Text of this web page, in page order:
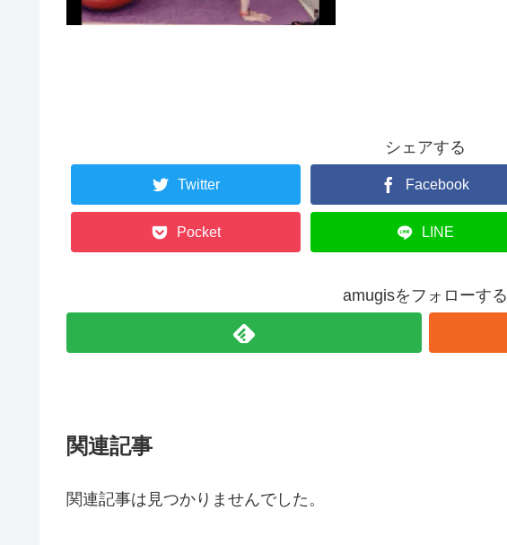
シェアする
Twitter Facebook
Pocket LINE
amugisをフォローする
関連記事
関連記事は見つかりませんでした。